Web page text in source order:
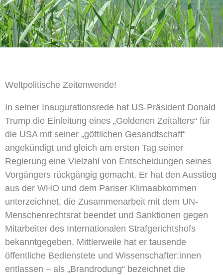
Weltpolitische Zeitenwende!
In seiner Inaugurationsrede hat US-Präsident Donald
Trump die Einleitung eines „Goldenen Zeitalters“ für
die USA mit seiner „göttlichen Gesandtschaft“
angekündigt und gleich am ersten Tag seiner
Regierung eine Vielzahl von Entscheidungen seines
Vorgängers rückgängig gemacht. Er hat den Ausstieg
aus der WHO und dem Pariser Klimaabkommen
unterzeichnet, die Zusammenarbeit mit dem UN-
Menschenrechtsrat beendet und Sanktionen gegen
Mitarbeiter des Internationalen Strafgerichtshofs
bekanntgegeben. Mittlerweile hat er tausende
öffentliche Bedienstete und Wissenschafter:innen
entlassen – als „Brandrodung“ bezeichnet die